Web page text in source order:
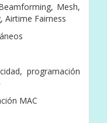
Mesh,
Airtime Fairness
programación
MAC